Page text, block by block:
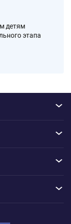
детям
этапа